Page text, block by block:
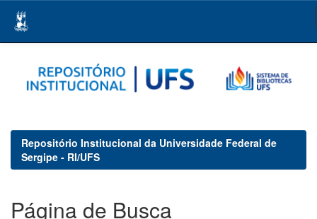
navigation
Repositório Institucional da Universidade Federal de
Sergipe - RI/UFS
Página de Busca